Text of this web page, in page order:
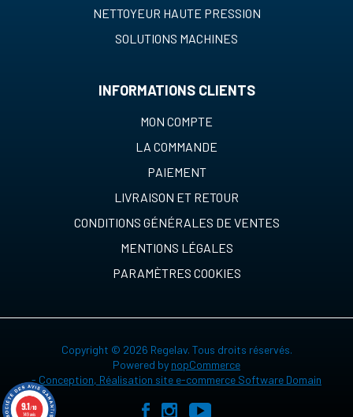
NETTOYEUR HAUTE PRESSION
SOLUTIONS MACHINES
INFORMATIONS CLIENTS
MON COMPTE
LA COMMANDE
PAIEMENT
LIVRAISON ET RETOUR
CONDITIONS GÉNÉRALES DE VENTES
MENTIONS LÉGALES
PARAMÈTRES COOKIES
Copyright © 2026 Regelav. Tous droits réservés.
Powered by nopCommerce
- Conception, Réalisation site e-commerce Software Domain
9.1/10
149 avis